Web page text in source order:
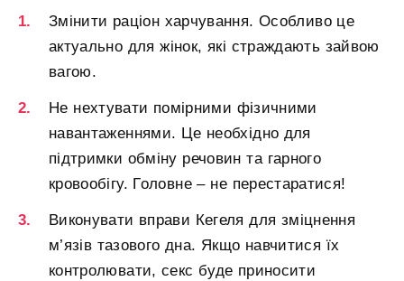
Змінити раціон харчування. Особливо це
актуально для жінок, які страждають зайвою
вагою.
Не нехтувати помірними фізичними
навантаженнями. Це необхідно для
підтримки обміну речовин та гарного
кровообігу. Головне – не перестаратися!
Виконувати вправи Кегеля для зміцнення
м’язів тазового дна. Якщо навчитися їх
контролювати, секс буде приносити